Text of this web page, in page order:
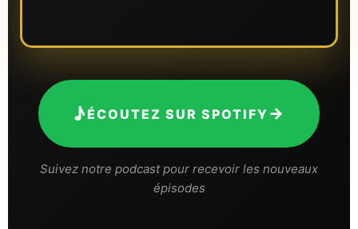
♪ÉCOUTEZ SUR SPOTIFY →
Suivez notre podcast pour recevoir les nouveaux
épisodes